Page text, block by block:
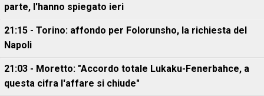
parte, l'hanno spiegato ieri
21:15 - Torino: affondo per Folorunsho, la richiesta del
Napoli
21:03 - Moretto: "Accordo totale Lukaku-Fenerbahce, a
questa cifra l'affare si chiude"